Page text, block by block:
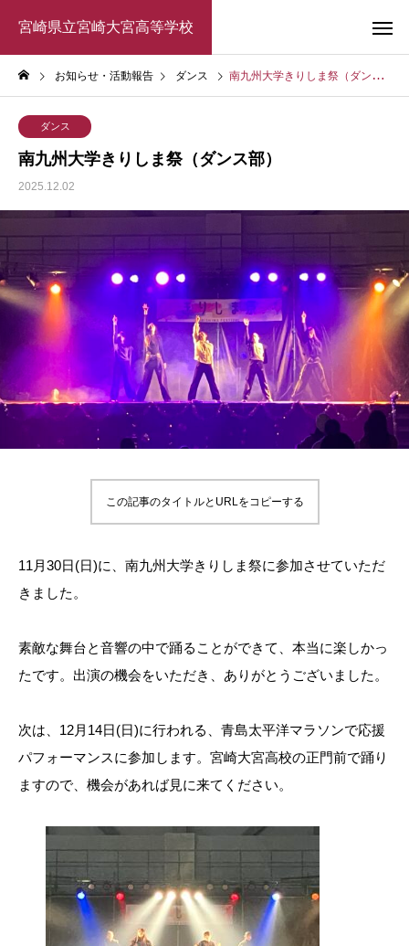
宮崎県立宮崎大宮高等学校
お知らせ・活動報告 ダンス 南九州大学きりしま祭（ダンス部）
ダンス
南九州大学きりしま祭（ダンス部）
2025.12.02
この記事のタイトルとURLをコピーする
11月30日(日)に、南九州大学きりしま祭に参加させていただ
きました。
素敵な舞台と音響の中で踊ることができて、本当に楽しかっ
たです。出演の機会をいただき、ありがとうございました。
次は、12月14日(日)に行われる、青島太平洋マラソンで応援
パフォーマンスに参加します。宮崎大宮高校の正門前で踊り
ますので、機会があれば見に来てください。